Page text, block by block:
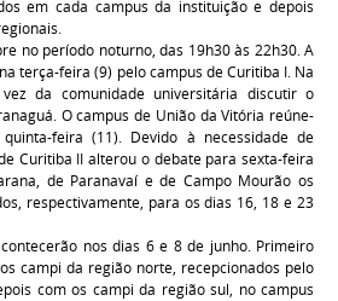
em cada campus da instituição e depois
no período noturno, das 19h30 às 22h30. A
terça-feira (9) pelo campus de Curitiba I. Na
da comunidade universitária discutir o
O campus de União da Vitória reúne-
feira (11). Devido à necessidade de
Curitiba II alterou o debate para sexta-feira
de Paranavaí e de Campo Mourão os
respectivamente, para os dias 16, 18 e 23
nos dias 6 e 8 de junho. Primeiro
campi da região norte, recepcionados pelo
com os campi da região sul, no campus